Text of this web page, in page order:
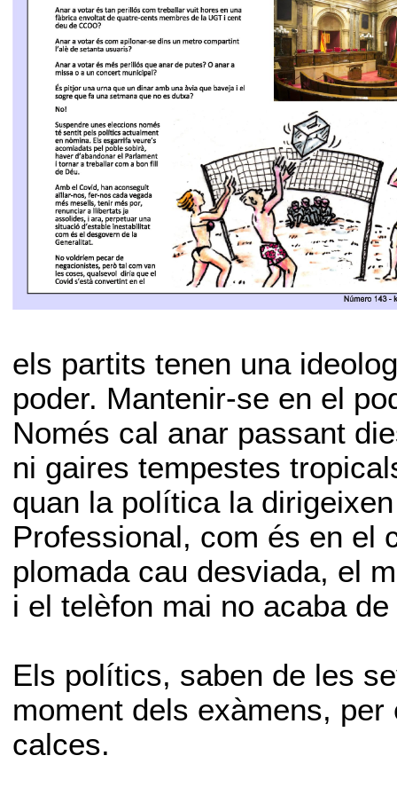
els partits tenen una
poder. Mantenir-se en el
Només cal anar passant
ni gaires tempestes
quan la política la
Professional, com és en el
plomada cau desviada, el
i el telèfon mai no acaba
Els polítics, saben de les
moment dels exàmens,
calces.